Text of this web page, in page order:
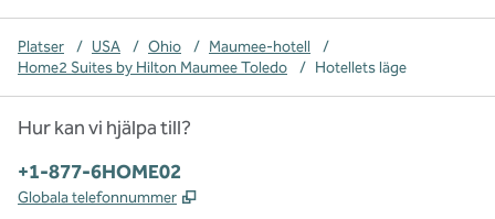
Platser / USA / Ohio / Maumee-hotell
/
Home2 Suites by Hilton Maumee Toledo
/ Hotellets läge
Hur kan vi hjälpa till?
Telefon:
+1-877-6HOME02
Globala telefonnummer ,